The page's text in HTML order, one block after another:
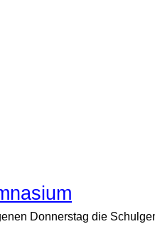
Donnerstag die